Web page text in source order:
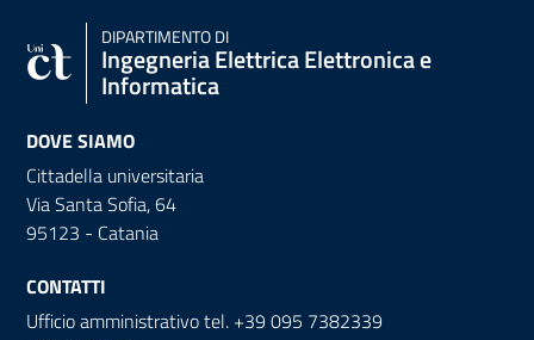
DIPARTIMENTO DI
Ingegneria Elettrica Elettronica e
Informatica
DOVE SIAMO
Cittadella universitaria
Via Santa Sofia, 64
95123 - Catania
CONTATTI
Ufficio amministrativo tel. +39 095 7382339